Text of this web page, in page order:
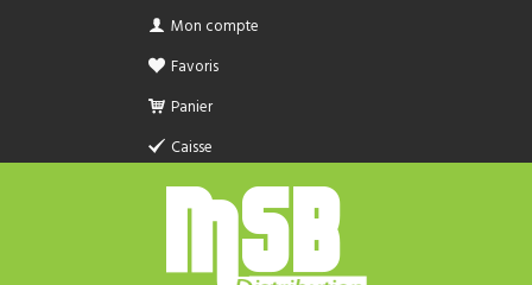
Mon compte
Favoris
Panier
Caisse